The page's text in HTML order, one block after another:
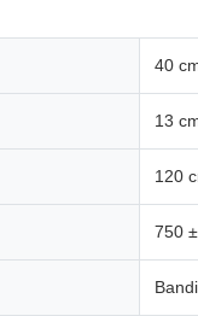
40
13
120
750